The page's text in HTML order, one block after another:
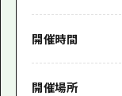
開催時間
開催場所